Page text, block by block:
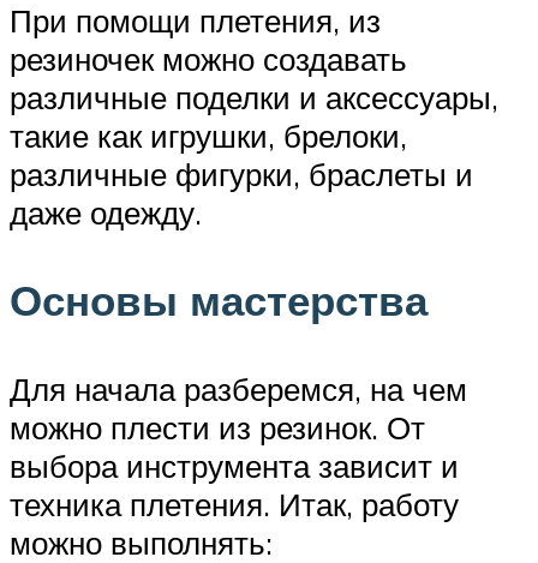
При помощи плетения, из
резиночек можно создавать
различные поделки и аксессуары,
такие как игрушки, брелоки,
различные фигурки, браслеты и
даже одежду.
Основы мастерства
Для начала разберемся, на чем
можно плести из резинок. От
выбора инструмента зависит и
техника плетения. Итак, работу
можно выполнять: